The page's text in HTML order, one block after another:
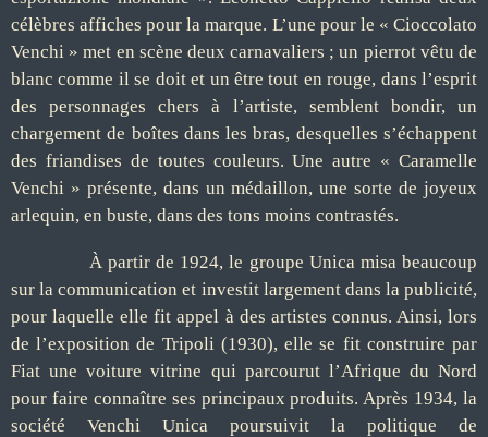
célèbres affiches pour la marque. L’une pour le « Cioccolato
Venchi » met en scène deux carnavaliers ; un pierrot vêtu de
blanc comme il se doit et un être tout en rouge, dans l’esprit
des personnages chers à l’artiste, semblent bondir, un
chargement de boîtes dans les bras, desquelles s’échappent
des friandises de toutes couleurs. Une autre « Caramelle
Venchi » présente, dans un médaillon, une sorte de joyeux
arlequin, en buste, dans des tons moins contrastés.
À partir de 1924, le groupe Unica misa beaucoup
sur la communication et investit largement dans la publicité,
pour laquelle elle fit appel à des artistes connus. Ainsi, lors
de l’exposition de Tripoli (1930), elle se fit construire par
Fiat une voiture vitrine qui parcourut l’Afrique du Nord
pour faire connaître ses principaux produits. Après 1934, la
société Venchi Unica poursuivit la politique de